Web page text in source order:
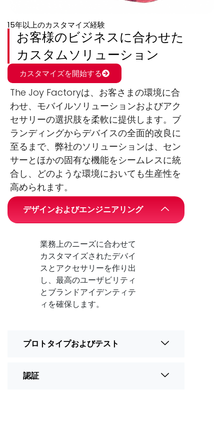
15年以上のカスタマイズ経験
お客様のビジネスに合わせた
カスタムソリューション
カスタマイズを開始する
The Joy Factoryは、お客さまの環境に合
わせ、モバイルソリューションおよびアク
セサリーの選択肢を柔軟に提供します。ブ
ランディングからデバイスの全面的改良に
至るまで、弊社のソリューションは、セン
サーとほかの固有な機能をシームレスに統
合し、どのような環境においても生産性を
高められます。
デザインおよびエンジニアリング
業務上のニーズに合わせて
カスタマイズされたデバイ
スとアクセサリーを作り出
し、最高のユーザビリティ
とブランドアイデンティテ
ィを確保します。
プロトタイプおよびテスト
認証